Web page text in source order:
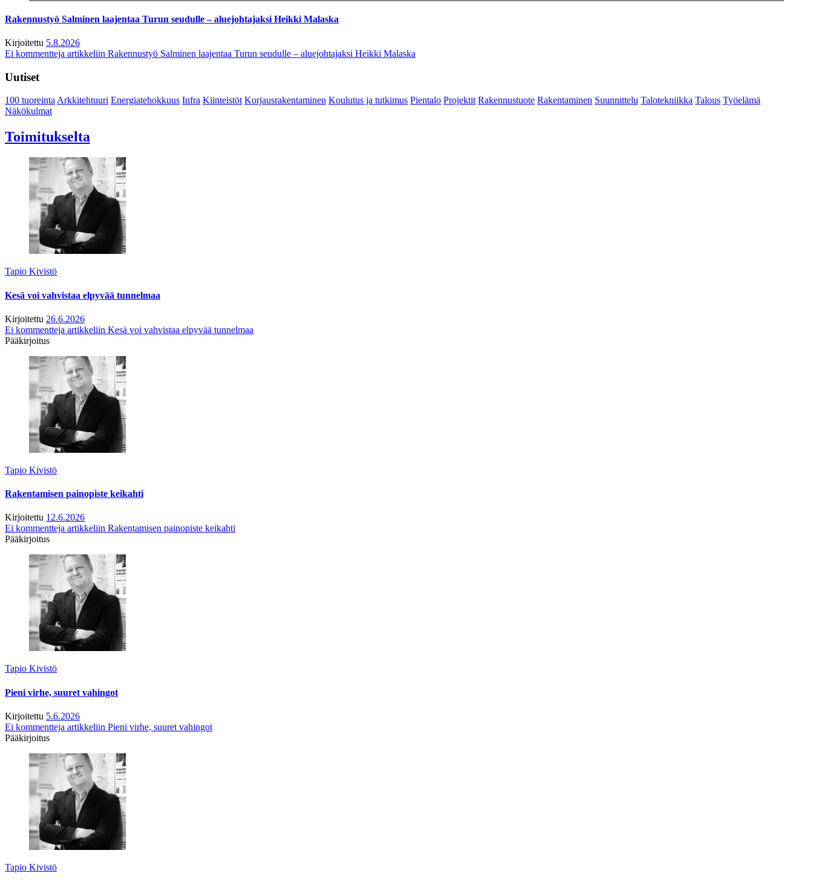
Rakennustyö Salminen laajentaa Turun seudulle – aluejohtajaksi Heikki Malaska
Kirjoitettu 5.8.2026
Ei kommentteja artikkeliin Rakennustyö Salminen laajentaa Turun seudulle – aluejohtajaksi Heikki Malaska
Uutiset
100 tuoreintaArkkitehtuuri Energiatehokkuus Infra Kiinteistöt Korjausrakentaminen Koulutus ja tutkimus Pientalo Projektit Rakennustuote Rakentaminen Suunnittelu Talotekniikka Talous Työelämä
Näkökulmat
Toimitukselta
Tapio Kivistö
Kesä voi vahvistaa elpyvää tunnelmaa
Kirjoitettu 26.6.2026
Ei kommentteja artikkeliin Kesä voi vahvistaa elpyvää tunnelmaa
Pääkirjoitus
Tapio Kivistö
Rakentamisen painopiste keikahti
Kirjoitettu 12.6.2026
Ei kommentteja artikkeliin Rakentamisen painopiste keikahti
Pääkirjoitus
Tapio Kivistö
Pieni virhe, suuret vahingot
Kirjoitettu 5.6.2026
Ei kommentteja artikkeliin Pieni virhe, suuret vahingot
Pääkirjoitus
Tapio Kivistö